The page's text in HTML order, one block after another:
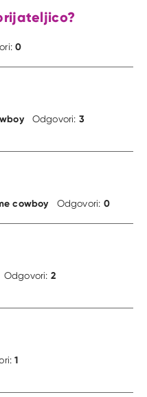
0
Odgovori: 3
cowboy Odgovori: 0
Odgovori: 2
1